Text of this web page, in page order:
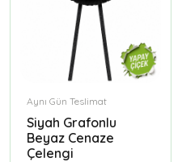
Aynı Gün Teslimat
Siyah Grafonlu
Beyaz Cenaze
Çelengi